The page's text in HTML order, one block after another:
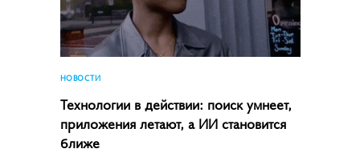
НОВОСТИ
Технологии в действии: поиск умнеет,
приложения летают, а ИИ становится
ближе